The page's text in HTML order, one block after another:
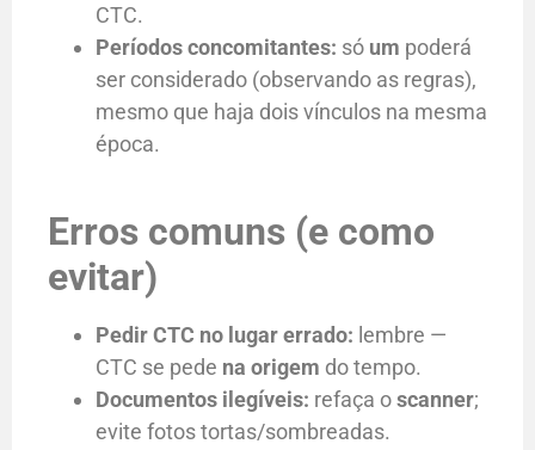
CTC.
Períodos concomitantes: só um poderá
ser considerado (observando as regras),
mesmo que haja dois vínculos na mesma
época.
Erros comuns (e como
evitar)
Pedir CTC no lugar errado: lembre —
CTC se pede na origem do tempo.
Documentos ilegíveis: refaça oscanner;
evite fotos tortas/sombreadas.